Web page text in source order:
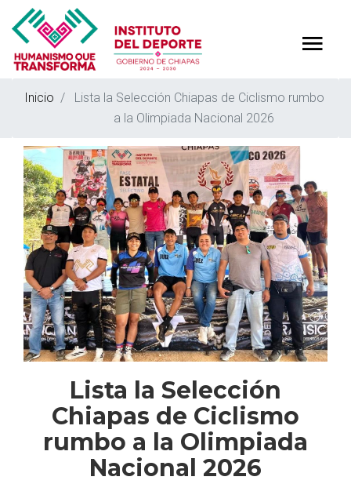
Inicio
Lista la Selección Chiapas de Ciclismo rumbo
a la Olimpiada Nacional 2026
Lista la Selección
Chiapas de Ciclismo
rumbo a la Olimpiada
Nacional 2026